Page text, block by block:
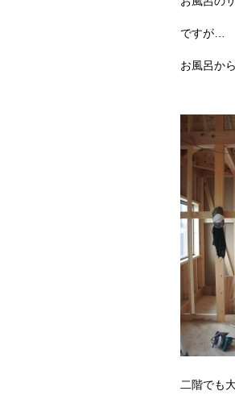
ですが…
お風呂か
二階でも